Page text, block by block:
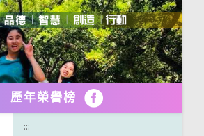
歷年榮譽榜 FB
:::